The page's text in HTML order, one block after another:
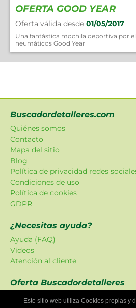
OFERTA GOOD YEAR
Oferta válida desde 01/05/2017
Una fantástica mochila deportiva por
neumáticos Good Year
Buscadordetalleres.com
Quiénes somos
Contacto
Mapa del sitio
Blog
Política de privacidad redes
Condiciones de uso
Política de cookies
GDPR
¿Necesitas ayuda?
Ayuda (FAQ)
Vídeos
Atención al cliente
Oferta Buscadordetalleres
Las promociones han sido creadas
nuestra plataforma.
Este sitio web utiliza Cookies propias y